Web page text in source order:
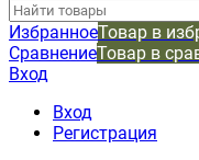
ИзбранноеТовар в
СравнениеТовар в
Вход
Вход
Регистрация